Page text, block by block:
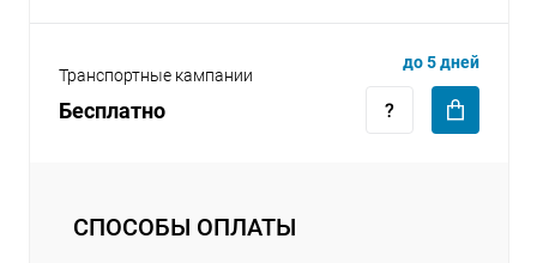
Транспортные кампании
Бесплатно
до 5 дней
СПОСОБЫ ОПЛАТЫ
раз в 2 недели